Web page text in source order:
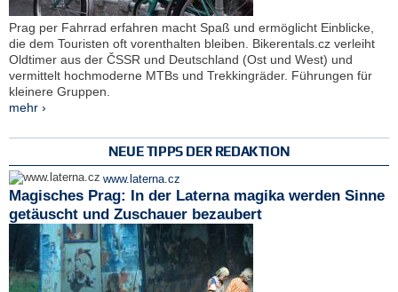
Prag per Fahrrad erfahren macht Spaß und ermöglicht Einblicke,
die dem Touristen oft vorenthalten bleiben. Bikerentals.cz verleiht
Oldtimer aus der ČSSR und Deutschland (Ost und West) und
vermittelt hochmoderne MTBs und Trekkingräder. Führungen für
kleinere Gruppen.
mehr ›
NEUE TIPPS DER REDAKTION
www.laterna.cz
Magisches Prag: In der Laterna magika werden Sinne
getäuscht und Zuschauer bezaubert